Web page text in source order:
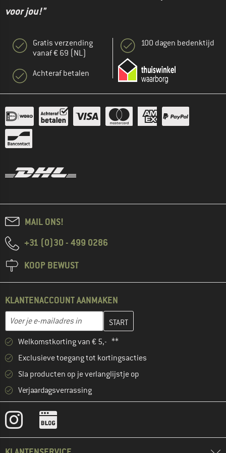
voor jou!"
Gratis verzending
vanaf € 69 (NL)
Achteraf betalen
100 dagen bedenktijd
MAIL ONS!
+31 (0)30 - 499 0286
KOOP BEWUST
KLANTENACCOUNT AANMAKEN
E-mailadres
Vul je e-mailadres hier in en maak in de volgende stap je
Welkomstkorting van € 5,- **
Exclusieve toegang tot kortingsacties
Sla producten op je verlanglijstje op
Verjaardagsverrassing